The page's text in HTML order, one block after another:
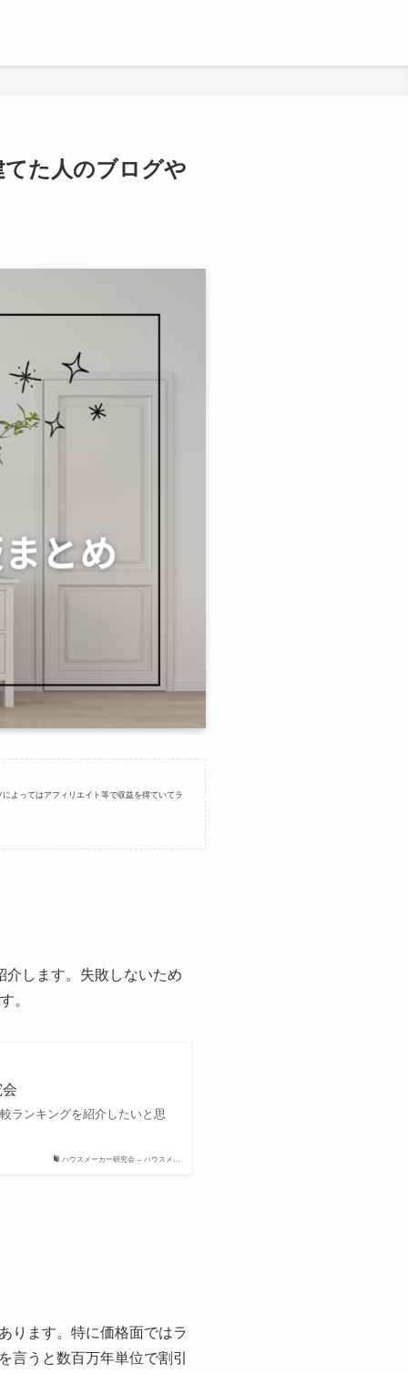
た人のブログや
よってはアフィリエイト等で収益を得ていてラ
介します。失敗しないため
。
ハウスメーカー研究会 – ハウスメ…
ランキングを紹介したいと思
ります。特に価格面ではラ
言うと数百万年単位で割引